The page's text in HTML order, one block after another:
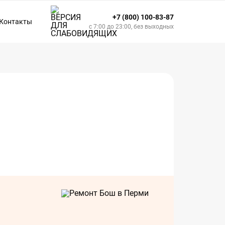
Контакты
+7 (800) 100-83-87
с 7:00 до 23:00, без выходных